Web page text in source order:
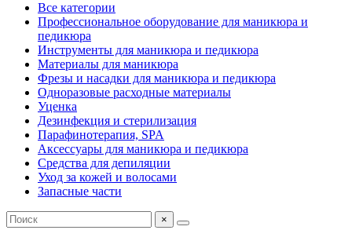
Все категории
Профессиональное оборудование для маникюра и
педикюра
Инструменты для маникюра и педикюра
Материалы для маникюра
Фрезы и насадки для маникюра и педикюра
Одноразовые расходные материалы
Уценка
Дезинфекция и стерилизация
Парафинотерапия, SPA
Аксессуары для маникюра и педикюра
Средства для депиляции
Уход за кожей и волосами
Запасные части
×